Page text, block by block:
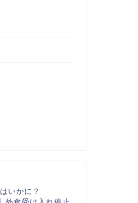
いかに？